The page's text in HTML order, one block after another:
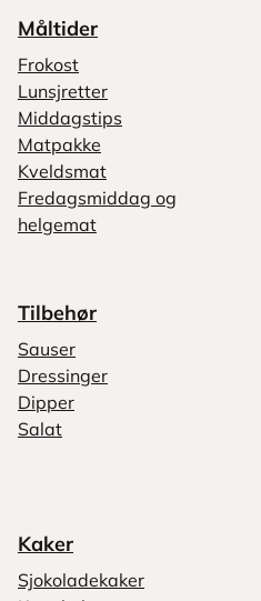
Måltider
Frokost
Lunsjretter
Middagstips
Matpakke
Kveldsmat
Fredagsmiddag og
helgemat
Tilbehør
Sauser
Dressinger
Dipper
Salat
Kaker
Sjokoladekaker